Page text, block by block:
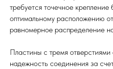
требуется точечное
оптимальному расположению
равномерное распределение
Пластины с тремя
надежность соединения за